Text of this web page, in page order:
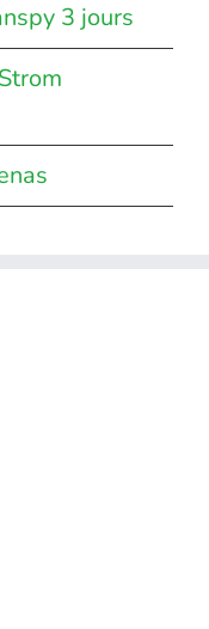
3 jours